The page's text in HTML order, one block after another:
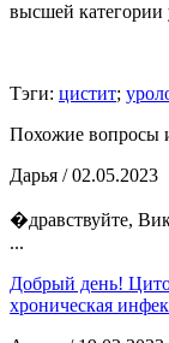
высшей
Тэги: цистит;
Похожие вопросы
Дарья / 02.05.2023
�дравствуйте,
...
Добрый день!
хроническая